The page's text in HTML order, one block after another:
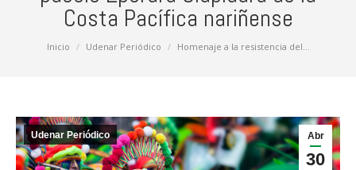
Costa Pacífica nariñense
Estás aquí:
Inicio Udenar Periódico Homenaje a la resistencia del…
Abr
30
Udenar Periódico